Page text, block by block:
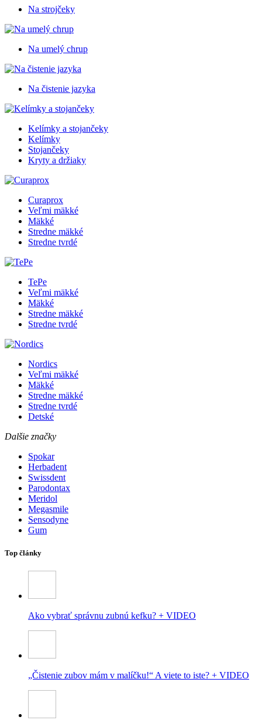
Na strojčeky
Na umelý chrup
Na čistenie jazyka
Kelímky a stojančeky
Kelímky
Stojančeky
Kryty a držiaky
Curaprox
Veľmi mäkké
Mäkké
Stredne mäkké
Stredne tvrdé
TePe
Veľmi mäkké
Mäkké
Stredne mäkké
Stredne tvrdé
Nordics
Veľmi mäkké
Mäkké
Stredne mäkké
Stredne tvrdé
Detské
Dalšie značky
Spokar
Herbadent
Swissdent
Parodontax
Meridol
Megasmile
Sensodyne
Gum
Top články
Ako vybrať správnu zubnú kefku? + VIDEO
„Čistenie zubov mám v malíčku!“ A viete to iste? + VIDEO